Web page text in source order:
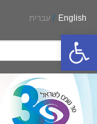
פתח סרגל נגישות
English
/ עברית